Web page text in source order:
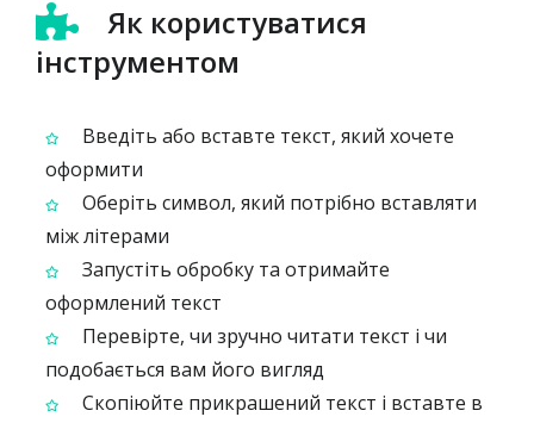
Як користуватися
інструментом
Введіть або вставте текст, який хочете
оформити
Оберіть символ, який потрібно вставляти
між літерами
Запустіть обробку та отримайте
оформлений текст
Перевірте, чи зручно читати текст і чи
подобається вам його вигляд
Скопіюйте прикрашений текст і вставте в